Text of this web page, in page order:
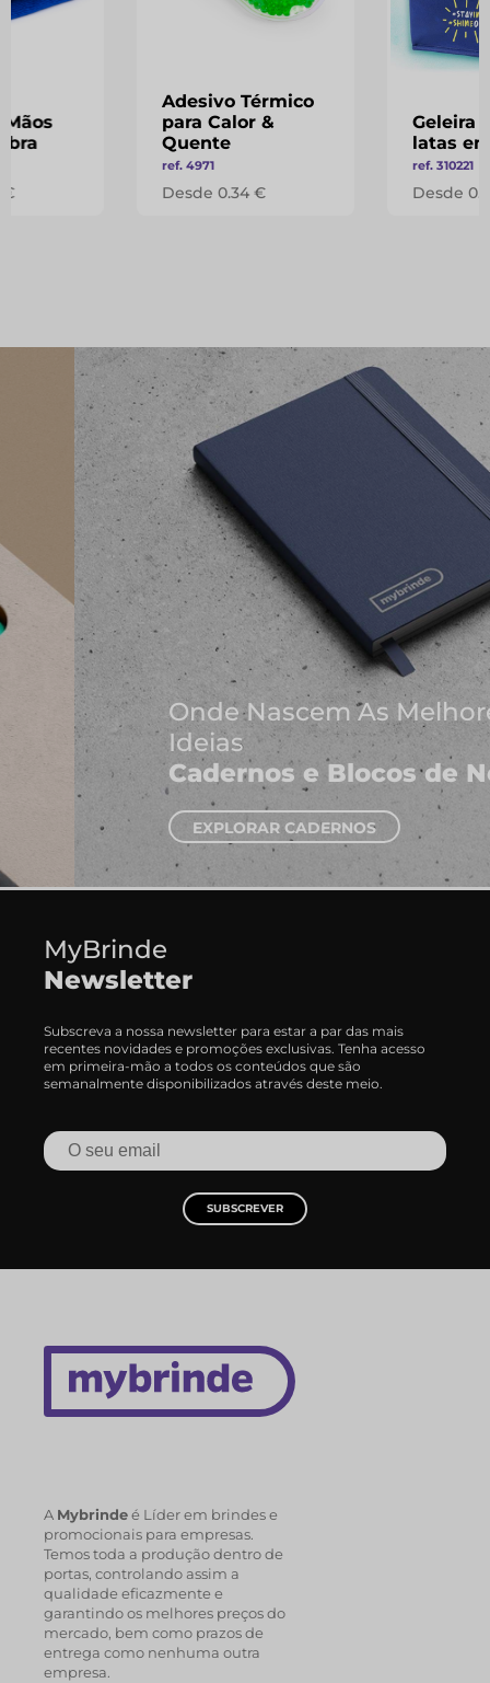
€
Adesivo Térmico
para Calor &
Quente
ref. 4971
Desde 0.34 €
Geleira
latas
ref. 310221
Desde
Onde Nascem As Melhores
Ideias
Cadernos e Blocos de Notas
EXPLORAR CADERNOS
MyBrinde
Newsletter
Subscreva a nossa newsletter para estar a par das mais
recentes novidades e promoções exclusivas. Tenha acesso
em primeira-mão a todos os conteúdos que são
semanalmente disponibilizados através deste meio.
SUBSCREVER
A Mybrindeé Líder em brindes e
promocionais para empresas.
Temos toda a produção dentro de
portas, controlando assim a
qualidade eficazmente e
garantindo os melhores preços do
mercado, bem como prazos de
entrega como nenhuma outra
empresa.